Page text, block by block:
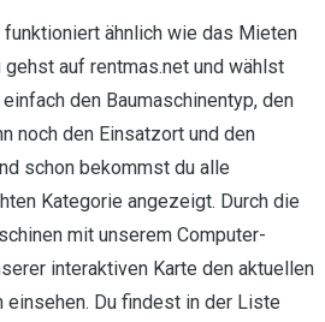
ähnlich wie das Mieten
gehst auf rentmas.net und wählst
den Baumaschinentyp, den
noch den Einsatzort und den
schon bekommst du alle
Kategorie angezeigt. Durch die
mit unserem Computer-
interaktiven Karte den aktuellen
einsehen. Du findest in der Liste